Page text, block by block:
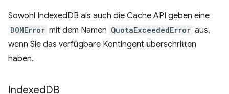
Sowohl IndexedDB als auch die Cache API geben eine
DOMError mit dem Namen QuotaExceededError aus,
wenn Sie das verfügbare Kontingent überschritten
haben.
IndexedDB